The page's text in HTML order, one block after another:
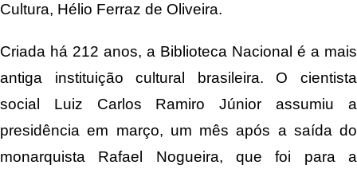
Cultura, Hélio Ferraz de Oliveira.
Criada há 212 anos, a Biblioteca Nacional é a mais
antiga instituição cultural brasileira. O cientista
social Luiz Carlos Ramiro Júnior assumiu a
presidência em março, um mês após a saída do
monarquista Rafael Nogueira, que foi para a